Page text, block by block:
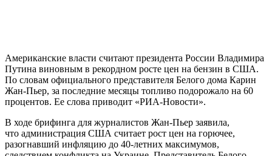
Американские власти считают президента России Владимира
Путина виновным в рекордном росте цен на бензин в США.
По словам официального представителя Белого дома Карин
Жан-Пьер, за последние месяцы топливо подорожало на 60
процентов. Ее слова приводит «РИА-Новости».
В ходе брифинга для журналистов Жан-Пьер заявила,
что администрация США считает рост цен на горючее,
разогнавший инфляцию до 40-летних максимумов,